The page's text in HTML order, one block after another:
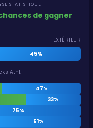
STATISTIQUE
de gagner
EXTÉRIEUR
45%
Athl.
47%
33%
75%
51%